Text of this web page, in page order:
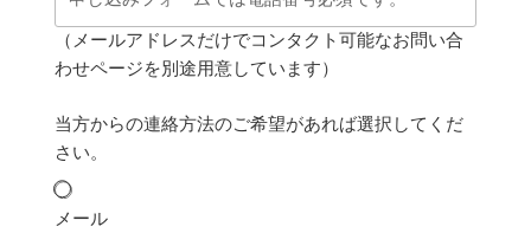
（メールアドレスだけでコンタクト可能なお問い合
わせページを別途用意しています）
当方からの連絡方法のご希望があれば選択してくだ
さい。
メール